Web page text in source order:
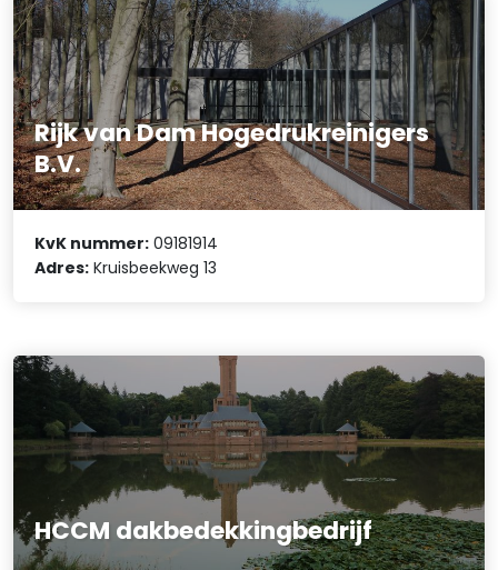
Rijk van Dam Hogedrukreinigers
B.V.
KvK nummer: 09181914
Adres: Kruisbeekweg 13
HCCM dakbedekkingbedrijf